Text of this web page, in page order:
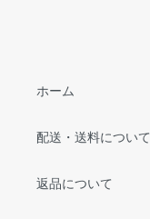
ホーム
配送・送料について
返品について